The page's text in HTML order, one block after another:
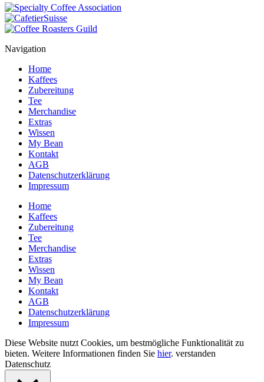
Navigation
Home
Kaffees
Zubereitung
Tee
Merchandise
Extras
Wissen
My Bean
Kontakt
AGB
Datenschutzerklärung
Impressum
Home
Kaffees
Zubereitung
Tee
Merchandise
Extras
Wissen
My Bean
Kontakt
AGB
Datenschutzerklärung
Impressum
Diese Website nutzt Cookies, um bestmögliche Funktionalität zu
bieten. Weitere Informationen finden Sie hier. verstanden
Datenschutz